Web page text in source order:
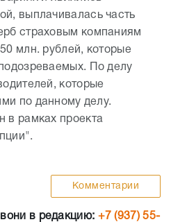
выплачивалась часть
страховым компаниям
млн. рублей, которые
По делу
которые
по данному делу.
в рамках проекта
Комментарии
в редакцию: +7 (937) 55-